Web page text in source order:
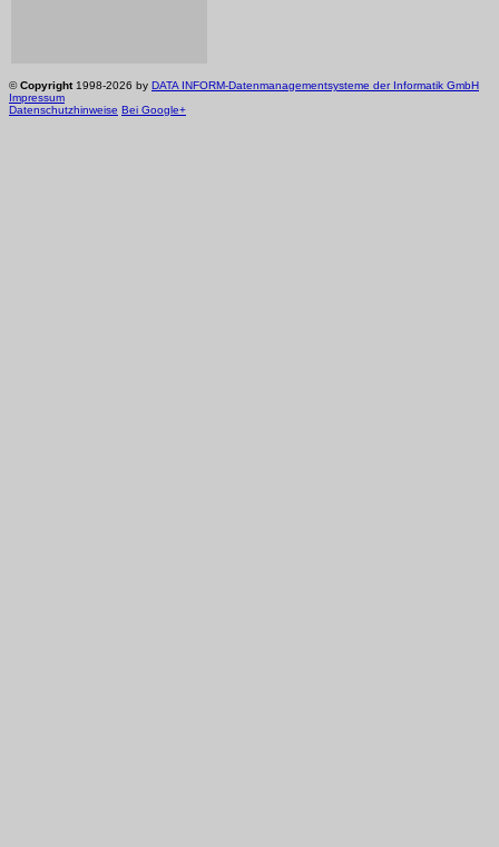
©Copyright1998-2026 by DATA INFORM-Datenmanagementsysteme der Informatik GmbH
Impressum
Datenschutzhinweise Bei Google+